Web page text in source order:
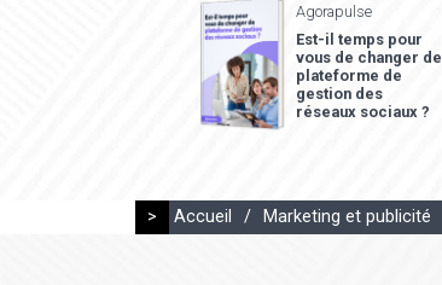
Agorapulse
Est-il temps pour
vous de changer de
plateforme de
gestion des
réseaux sociaux ?
> Accueil / Marketing et publicité